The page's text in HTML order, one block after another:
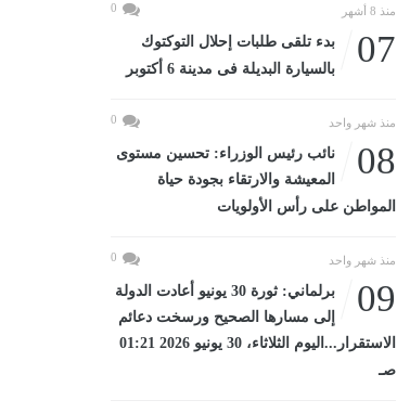
منذ 8 أشهر 0
07
بدء تلقى طلبات إحلال التوكتوك
بالسيارة البديلة فى مدينة 6 أكتوبر
منذ شهر واحد 0
08
نائب رئيس الوزراء: تحسين مستوى
المعيشة والارتقاء بجودة حياة
المواطن على رأس الأولويات
منذ شهر واحد 0
09
برلماني: ثورة 30 يونيو أعادت الدولة
إلى مسارها الصحيح ورسخت دعائم
الاستقرار...اليوم الثلاثاء، 30 يونيو 2026 01:21
صـ